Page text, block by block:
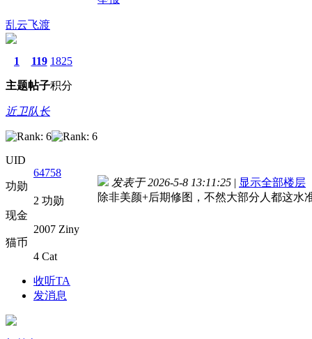
乱云飞渡
1
主题
119
帖子
1825
积分
近卫队长
UID
64758
功勋
2 功勋
现金
2007 Ziny
猫币
4 Cat
收听TA
发消息
发表于 2026-5-8 13:11:25 | 显示全部楼层
除非美颜+后期修图，不然大部分人都这水